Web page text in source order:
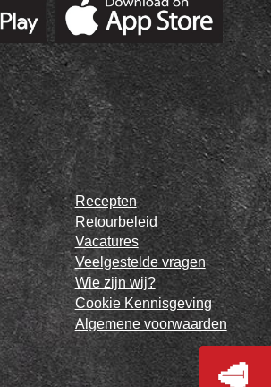
Recepten
Retourbeleid
Vacatures
Veelgestelde vragen
Wie zijn wij?
Cookie Kennisgeving
Algemene voorwaarden